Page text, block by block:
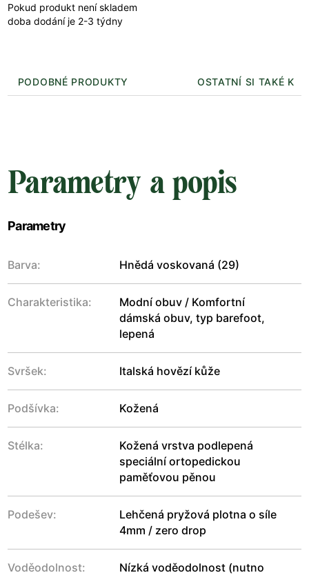
Pokud produkt není skladem
doba dodání je 2-3 týdny
PODOBNÉ PRODUKTY OSTATNÍ SI TAKÉ
Parametry a popis
Parametry
Barva: Hnědá voskovaná (29)
Charakteristika:
Modní obuv / Komfortní
dámská obuv, typ barefoot,
lepená
Svršek: Italská hovězí kůže
Podšívka: Kožená
Stélka:
Kožená vrstva podlepená
speciální ortopedickou
paměťovou pěnou
Podešev:
Lehčená pryžová plotna o síle
4mm / zero drop
Voděodolnost:
Nízká voděodolnost (nutno